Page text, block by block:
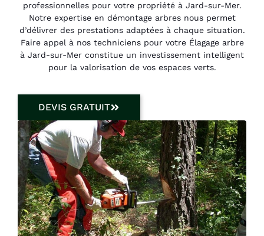
professionnelles pour votre propriété à Jard-sur-Mer.
Notre expertise en démontage arbres nous permet
d’délivrer des prestations adaptées à chaque situation.
Faire appel à nos techniciens pour votre Élagage arbre
à Jard-sur-Mer constitue un investissement intelligent
pour la valorisation de vos espaces verts.
DEVIS GRATUIT